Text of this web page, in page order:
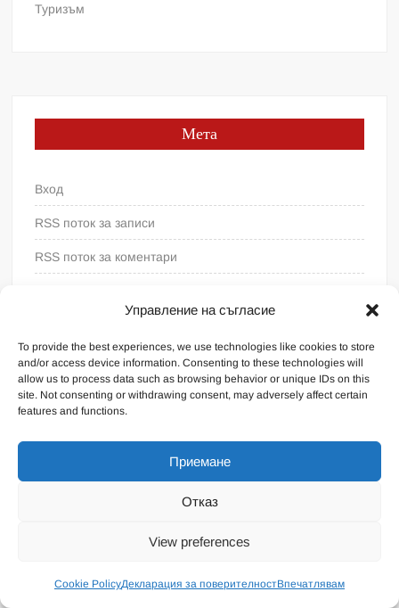
Управление на съгласие
To provide the best experiences, we use technologies like cookies to store
and/or access device information. Consenting to these technologies will
allow us to process data such as browsing behavior or unique IDs on this
site. Not consenting or withdrawing consent, may adversely affect certain
features and functions.
Приемане
Отказ
View preferences
Cookie PolicyДекларация за поверителностВпечатлявам
Туризъм
Мета
Вход
RSS поток за записи
RSS поток за коментари
Proudly powered by WordPress |Theme: FreeNews
Общи условия